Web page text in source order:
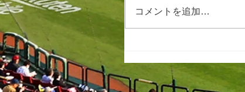
コメントを追加…